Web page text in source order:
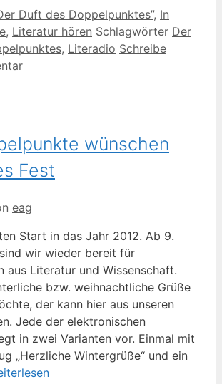
Duft des Doppelpunktes”, In
, Literatur hören Schlagwörter Der
, Literadio Schreibe
wünschen
Fest
eag
Start in das Jahr 2012. Ab 9.
wir wieder bereit für
aus Literatur und Wissenschaft.
bzw. weihnachtliche Grüße
der kann hier aus unseren
Jede der elektronischen
in zwei Varianten vor. Einmal mit
„Herzliche Wintergrüße“ und ein